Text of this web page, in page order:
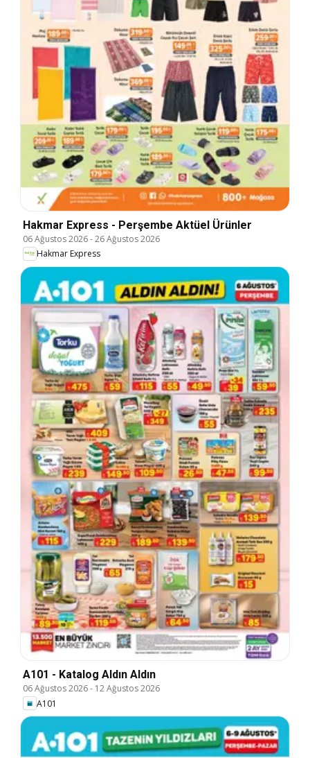
Hakmar Express - Perşembe Aktüel Ürünler
06 Ağustos 2026-26 Ağustos 2026
Hakmar Express
A101 - Katalog Aldın Aldın
06 Ağustos 2026- 12 Ağustos 2026
A101